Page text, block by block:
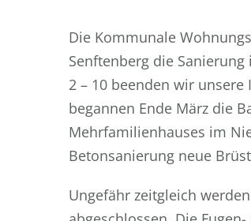
Die Kommunale
Senftenberg die
2 – 10 beenden wir
begannen Ende März die
Mehrfamilienhauses im
Betonsanierung neue
Ungefähr zeitgleich